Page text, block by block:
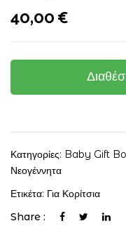
40,00€
Κατηγορίες: Baby Gift
Νεογέννητα
Ετικέτα: Για Κορίτσια
Share :